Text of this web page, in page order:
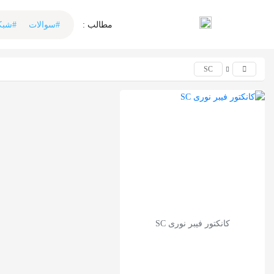
اشتراک گذاری
خود به اشتراک بگذارید.
مطالب :‌ ‌‌ #سوالات
SC
کانکتور فیبر نوری SC